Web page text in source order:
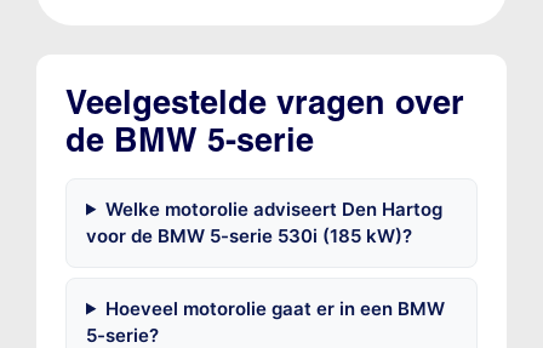
Veelgestelde vragen over
de BMW 5-serie
Welke motorolie adviseert Den Hartog
voor de BMW 5-serie 530i (185 kW)?
Hoeveel motorolie gaat er in een BMW
5-serie?